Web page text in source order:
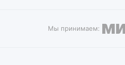
Мы принимаем: